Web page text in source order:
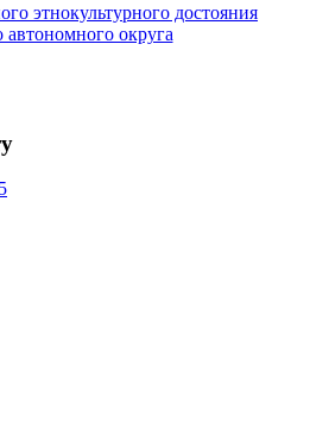
этнокультурного достояния
автономного округа